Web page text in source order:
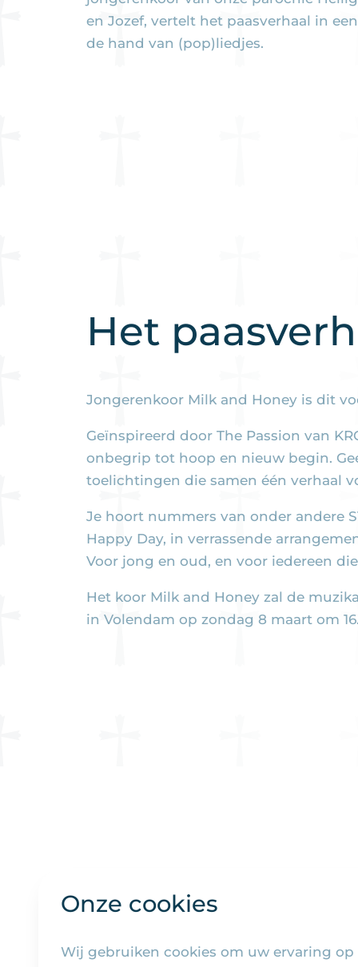
Onze cookies
Wij gebruiken cookies om uw ervaring op
en Jozef, vertelt het paasverhaal in
de hand van (pop)liedjes.
Het
Jongerenkoor Milk and Honey is dit
Geïnspireerd door The Passion van
onbegrip tot hoop en nieuw begin.
toelichtingen die samen één verhaal
Je hoort nummers van onder andere
Happy Day, in verrassende
Voor jong en oud, en voor iedereen
Het koor Milk and Honey zal de
in Volendam op zondag 8 maart om